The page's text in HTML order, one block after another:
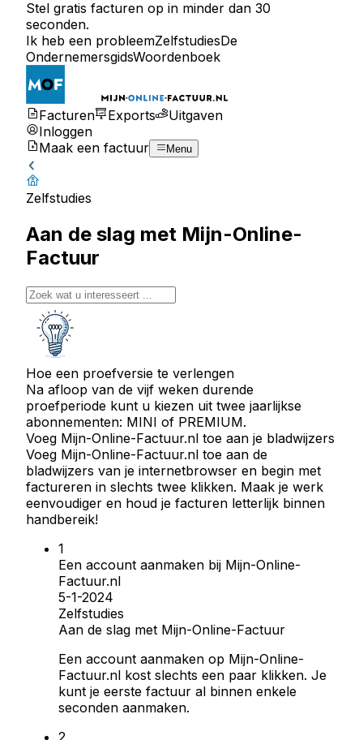
Stel gratis facturen op in minder dan 30
seconden.
Ik heb een probleemZelfstudiesDe
OndernemersgidsWoordenboek
Facturen Exports
Uitgaven
Inloggen
Maak een factuur
Menu
Zelfstudies
Aan de slag met Mijn-Online-
Factuur
Hoe een proefversie te verlengen
Na afloop van de vijf weken durende
proefperiode kunt u kiezen uit twee jaarlijkse
abonnementen: MINI of PREMIUM.
Voeg Mijn-Online-Factuur.nl toe aan je bladwijzers
Voeg Mijn-Online-Factuur.nl toe aan de
bladwijzers van je internetbrowser en begin met
factureren in slechts twee klikken. Maak je werk
eenvoudiger en houd je facturen letterlijk binnen
handbereik!
Een account aanmaken bij Mijn-Online-
Factuur.nl
5-1-2024
Zelfstudies
Aan de slag met Mijn-Online-Factuur
Een account aanmaken op Mijn-Online-
Factuur.nl kost slechts een paar klikken. Je
kunt je eerste factuur al binnen enkele
seconden aanmaken.